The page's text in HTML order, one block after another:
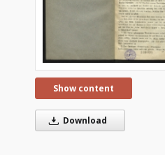
Show content
Download